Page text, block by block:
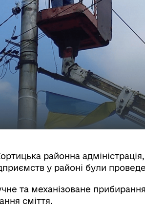
районна
у районі були
та механізоване
сміття.